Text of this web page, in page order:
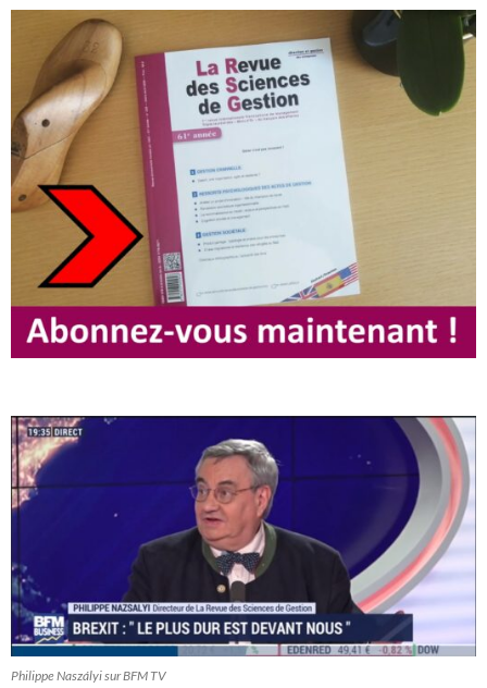
Philippe Naszályi sur BFM TV